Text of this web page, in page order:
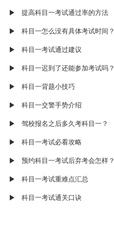
提高科目一考试通过率的方法
科目一怎么没有具体考试时间？
科目一考试通过建议
科目一迟到了还能参加考试吗？
科目一背题小技巧
科目一交警手势介绍
驾校报名之后多久考科目一？
科目一考试必看攻略
预约科目一考试后弃考会怎样？
科目一考试重难点汇总
科目一考试通关口诀